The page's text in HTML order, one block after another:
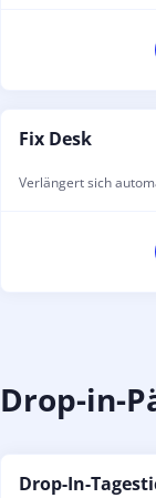
Fix Desk
Verlängert sich
Drop-in-
Drop-In-